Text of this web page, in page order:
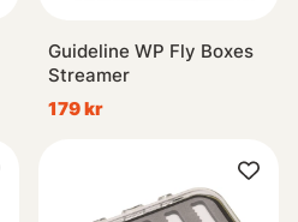
Guideline WP Fly Boxes
Streamer
179 kr